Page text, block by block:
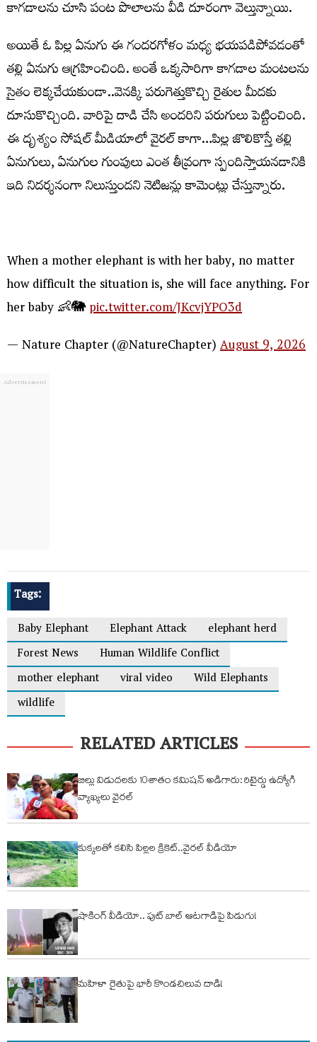
కాగడాలను చూసి పంట పొలాలను వీడి దూరంగా వెల్తున్నాయి.
అయితే ఓ పిల్ల ఏనుగు ఈ గందరగోళం మధ్య భయపడిపోవడంతో
తల్లి ఏనుగు ఆగ్రహించింది. అంతే ఒక్కసారిగా కాగడాల మంటలను
సైతం లెక్కచేయకుండా..వెనక్కి పరుగెత్తుకొచ్చి రైతుల మీదకు
దూసుకొచ్చింది. వారిపై దాడి చేసి అందరిని పరుగులు పెట్టించింది.
ఈ దృశ్యం సోషల్ మీడియాలో వైరల్ కాగా…పిల్ల జొలికొస్తే తల్లి
ఏనుగులు, ఏనుగుల గుంపులు ఎంత తీవ్రంగా స్పందిస్తాయనడానికి
ఇది నిదర్శనంగా నిలుస్తుందని నెటిజన్లు కామెంట్లు చేస్తున్నారు.
When a mother elephant is with her baby, no matter
how difficult the situation is, she will face anything. For
her baby 👶🐘pic.twitter.com/JKcvjYPO3d
— Nature Chapter (@NatureChapter)August 9, 2026
Tags:
Baby Elephant
Elephant Attack
elephant herd
Forest News
Human Wildlife Conflict
mother elephant
viral video
Wild Elephants
wildlife
RELATED ARTICLES
బిల్లు విడుదలకు 10శాతం కమిషన్ అడిగారు: రిటైర్డు ఉద్యోగి
వ్యాఖ్యలు వైరల్
కుక్కలతో కలిసి పిల్లల క్రికెట్..వైరల్ వీడియో
షాకింగ్ వీడియో.. ఫుట్ బాల్ ఆటగాడిపై పిడుగు!
మహిళా రైతుపై భారీ కొండచిలువ దాడి!